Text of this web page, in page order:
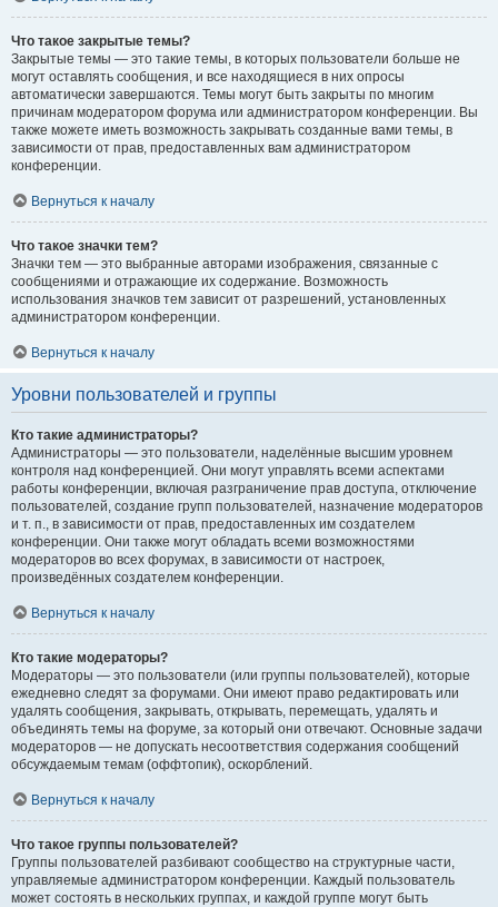
Что такое закрытые темы?
Закрытые темы — это такие темы, в которых пользователи больше не
могут оставлять сообщения, и все находящиеся в них опросы
автоматически завершаются. Темы могут быть закрыты по многим
причинам модератором форума или администратором конференции. Вы
также можете иметь возможность закрывать созданные вами темы, в
зависимости от прав, предоставленных вам администратором
конференции.
Вернуться к началу
Что такое значки тем?
Значки тем — это выбранные авторами изображения, связанные с
сообщениями и отражающие их содержание. Возможность
использования значков тем зависит от разрешений, установленных
администратором конференции.
Вернуться к началу
Уровни пользователей и группы
Кто такие администраторы?
Администраторы — это пользователи, наделённые высшим уровнем
контроля над конференцией. Они могут управлять всеми аспектами
работы конференции, включая разграничение прав доступа, отключение
пользователей, создание групп пользователей, назначение модераторов
и т. п., в зависимости от прав, предоставленных им создателем
конференции. Они также могут обладать всеми возможностями
модераторов во всех форумах, в зависимости от настроек,
произведённых создателем конференции.
Вернуться к началу
Кто такие модераторы?
Модераторы — это пользователи (или группы пользователей), которые
ежедневно следят за форумами. Они имеют право редактировать или
удалять сообщения, закрывать, открывать, перемещать, удалять и
объединять темы на форуме, за который они отвечают. Основные задачи
модераторов — не допускать несоответствия содержания сообщений
обсуждаемым темам (оффтопик), оскорблений.
Вернуться к началу
Что такое группы пользователей?
Группы пользователей разбивают сообщество на структурные части,
управляемые администратором конференции. Каждый пользователь
может состоять в нескольких группах, и каждой группе могут быть